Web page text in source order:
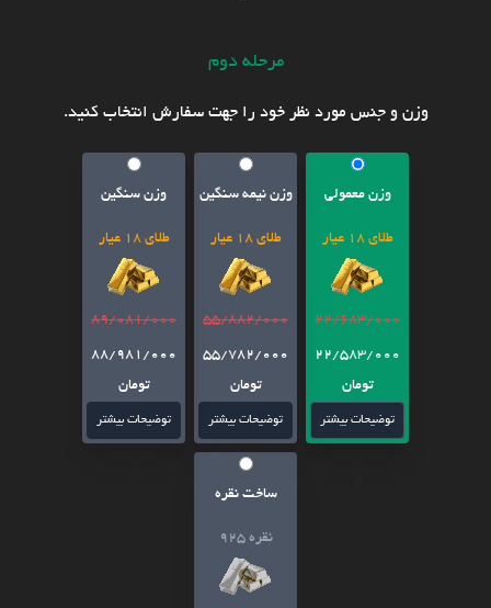
مرحله دوم
وزن و جنس مورد نظر خود را جهت سفارش انتخاب کنید.
وزن معمولی
طلای 18 عیار
22/683/000
22/583/000
تومان
توضیحات بیشتر
وزن نیمه سنگین
طلای 18 عیار
55/882/000
55/782/000
تومان
توضیحات بیشتر
وزن سنگین
طلای 18 عیار
89/081/000
88/981/000
تومان
توضیحات بیشتر
ساخت نقره
نقره 925